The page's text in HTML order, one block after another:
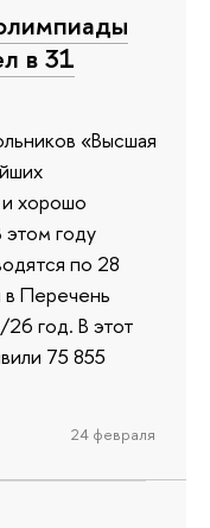
в 31
«Высшая
и хорошо
этом году
по 28
Перечень
год. В этот
75 855
24 февраля